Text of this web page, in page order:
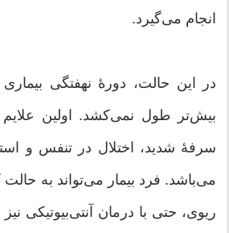
انجام می‌گیرد.
در این حالت، دورهٔ نهفتگی
بیش‌تر طول نمی‌کشد. اولین
سرفهٔ شدید، اختلال در تنفس و
می‌باشد. فرد بیمار می‌تواند به
ریوی، حتی با درمان آنتی‌بیوتیکی